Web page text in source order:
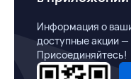
Информация о
доступные акции —
Присоединяйтесь!